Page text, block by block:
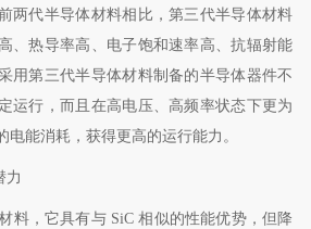
两代半导体材料相比，第三代半导体材料
、热导率高、电子饱和速率高、抗辐射能
用第三代半导体材料制备的半导体器件不
运行，而且在高电压、高频率状态下更为
能消耗，获得更高的运行能力。
力
料，它具有与SiC相似的性能优势，但降